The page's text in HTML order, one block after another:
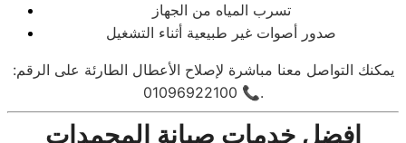
تسرب المياه من الجهاز
صدور أصوات غير طبيعية أثناء التشغيل
يمكنك التواصل معنا مباشرة لإصلاح الأعطال الطارئة على الرقم:
📞 01096922100.
افضل خدمات صيانة المجمدات